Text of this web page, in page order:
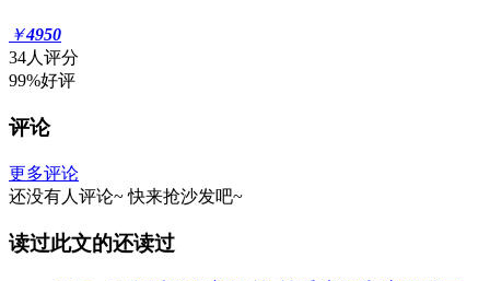
￥4950
34人评分
99%好评
评论
更多评论
还没有人评论~ 快来抢沙发吧~
读过此文的还读过